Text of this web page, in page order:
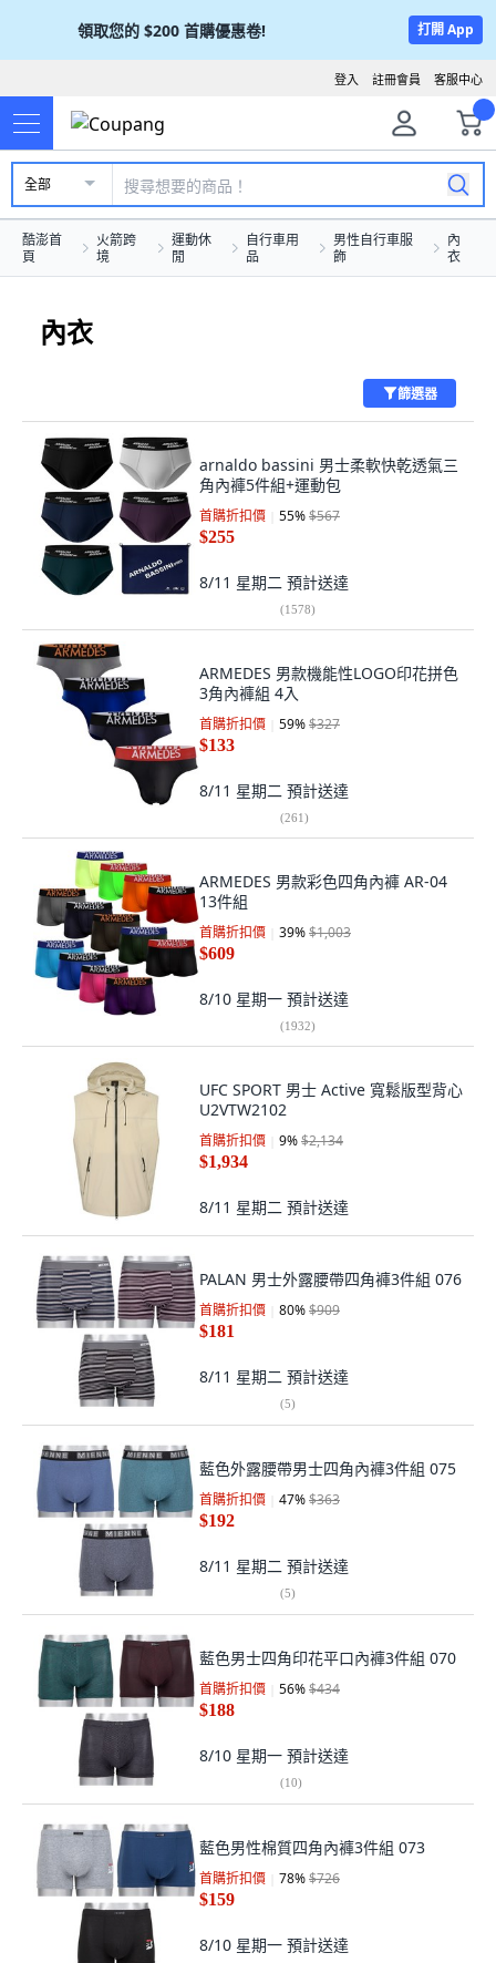
領取您的 $200 首購優惠卷! 打開 App
客服中心
註冊會員
登入
全部
酷澎首
頁
火箭跨
境
運動休
閒
自行車用
品
男性自行車服
飾
內
衣
內衣
篩選器
arnaldo bassini 男士柔軟快乾透氣三
角內褲5件組+運動包
首購折扣價 55%$567
$255
8/11 星期二 預計送達
(1578)
ARMEDES 男款機能性LOGO印花拼色
3角內褲組 4入
首購折扣價 59%$327
$133
8/11 星期二 預計送達
(261)
ARMEDES 男款彩色四角內褲 AR-04
13件組
首購折扣價 39%$1,003
$609
8/10 星期一 預計送達
(1932)
UFC SPORT 男士 Active 寬鬆版型背心
U2VTW2102
首購折扣價 9%$2,134
$1,934
8/11 星期二 預計送達
PALAN 男士外露腰帶四角褲3件組 076
首購折扣價 80%$909
$181
8/11 星期二 預計送達
(5)
藍色外露腰帶男士四角內褲3件組 075
首購折扣價 47%$363
$192
8/11 星期二 預計送達
(5)
藍色男士四角印花平口內褲3件組 070
首購折扣價 56%$434
$188
8/10 星期一 預計送達
(10)
藍色男性棉質四角內褲3件組 073
首購折扣價 78%$726
$159
8/10 星期一 預計送達